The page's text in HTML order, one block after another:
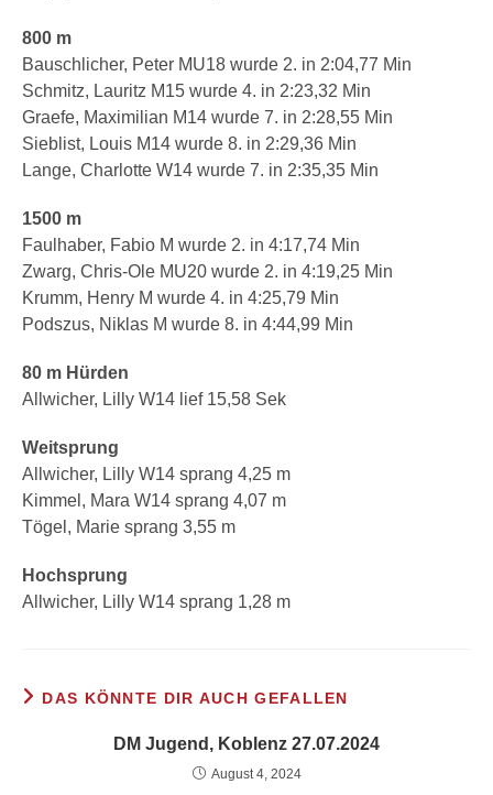
800 m
Bauschlicher, Peter MU18 wurde 2. in 2:04,77 Min
Schmitz, Lauritz M15 wurde 4. in 2:23,32 Min
Graefe, Maximilian M14 wurde 7. in 2:28,55 Min
Sieblist, Louis M14 wurde 8. in 2:29,36 Min
Lange, Charlotte W14 wurde 7. in 2:35,35 Min
1500 m
Faulhaber, Fabio M wurde 2. in 4:17,74 Min
Zwarg, Chris-Ole MU20 wurde 2. in 4:19,25 Min
Krumm, Henry M wurde 4. in 4:25,79 Min
Podszus, Niklas M wurde 8. in 4:44,99 Min
80 m Hürden
Allwicher, Lilly W14 lief 15,58 Sek
Weitsprung
Allwicher, Lilly W14 sprang 4,25 m
Kimmel, Mara W14 sprang 4,07 m
Tögel, Marie sprang 3,55 m
Hochsprung
Allwicher, Lilly W14 sprang 1,28 m
DAS KÖNNTE DIR AUCH GEFALLEN
DM Jugend, Koblenz 27.07.2024
August 4, 2024